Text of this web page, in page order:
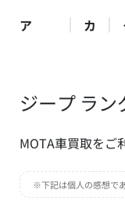
ア カ
ジープ ラ
MOTA車買取をご
※下記は個人の感想で